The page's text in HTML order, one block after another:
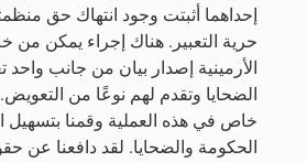
إحداهما أثبتت وجود انتهاك حق
حرية التعبير. هناك إجراء يمكن من
الأرمينية إصدار بيان من جانب
الضحايا وتقدم لهم نوعًا من
خاص في هذه العملية وقمنا بتسهيل
الحكومة والضحايا. لقد دافعنا عن